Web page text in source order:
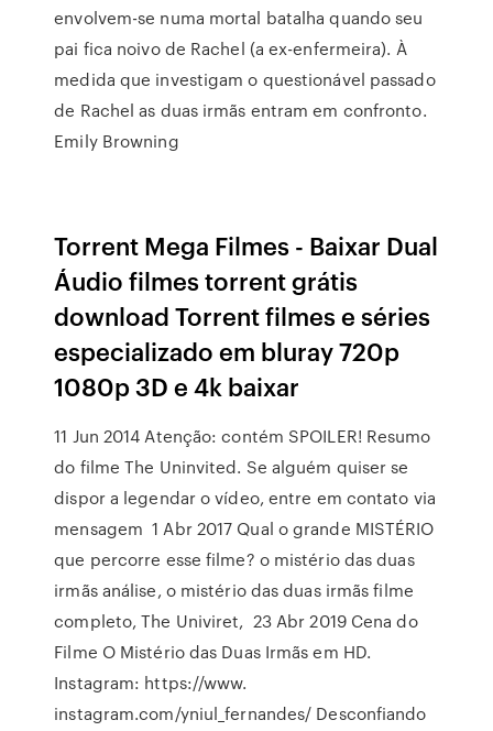
envolvem-se numa mortal batalha quando seu
pai fica noivo de Rachel (a ex-enfermeira). À
medida que investigam o questionável passado
de Rachel as duas irmãs entram em confronto.
Emily Browning
Torrent Mega Filmes - Baixar Dual
Áudio filmes torrent grátis
download Torrent filmes e séries
especializado em bluray 720p
1080p 3D e 4k baixar
11 Jun 2014 Atenção: contém SPOILER! Resumo
do filme The Uninvited. Se alguém quiser se
dispor a legendar o vídeo, entre em contato via
mensagem 1 Abr 2017 Qual o grande MISTÉRIO
que percorre esse filme? o mistério das duas
irmãs análise, o mistério das duas irmãs filme
completo, The Univiret, 23 Abr 2019 Cena do
Filme O Mistério das Duas Irmãs em HD.
Instagram: https://www.
instagram.com/yniul_fernandes/ Desconfiando